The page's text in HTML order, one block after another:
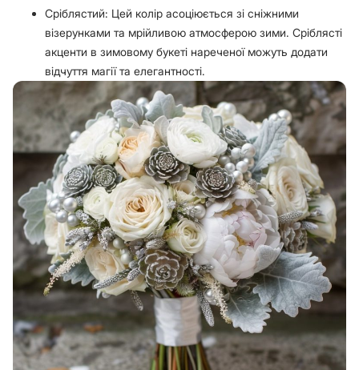
Сріблястий: Цей колір асоціюється зі сніжними
візерунками та мрійливою атмосферою зими. Сріблясті
акценти в зимовому букеті нареченої можуть додати
відчуття магії та елегантності.